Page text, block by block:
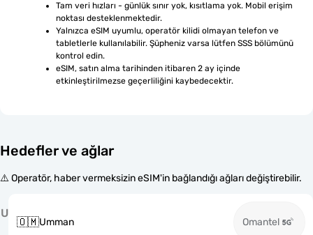
Tam veri hızları - günlük sınır yok, kısıtlama yok. Mobil erişim
noktası desteklenmektedir.
Yalnızca eSIM uyumlu, operatör kilidi olmayan telefon ve
tabletlerle kullanılabilir. Şüpheniz varsa lütfen SSS bölümünü
kontrol edin.
eSIM, satın alma tarihinden itibaren 2 ay içinde
etkinleştirilmezse geçerliliğini kaybedecektir.
Hedefler ve ağlar
⚠️ Operatör, haber vermeksizin eSIM'in bağlandığı ağları değiştirebilir.
U
🇴🇲Umman Omantel